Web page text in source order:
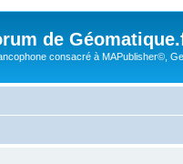
de
consacré à MAPublisher©,